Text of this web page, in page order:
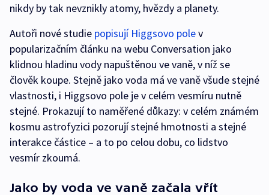
nikdy by tak nevznikly atomy, hvězdy a planety.
Autoři nové studie popisují Higgsovo polev
popularizačním článku na webu Conversation jako
klidnou hladinu vody napuštěnou ve vaně, v níž se
člověk koupe. Stejně jako voda má ve vaně všude stejné
vlastnosti, i Higgsovo pole je v celém vesmíru nutně
stejné. Prokazují to naměřené důkazy: v celém známém
kosmu astrofyzici pozorují stejné hmotnosti a stejné
interakce částice – a to po celou dobu, co lidstvo
vesmír zkoumá.
Jako by voda ve vaně začala vřít